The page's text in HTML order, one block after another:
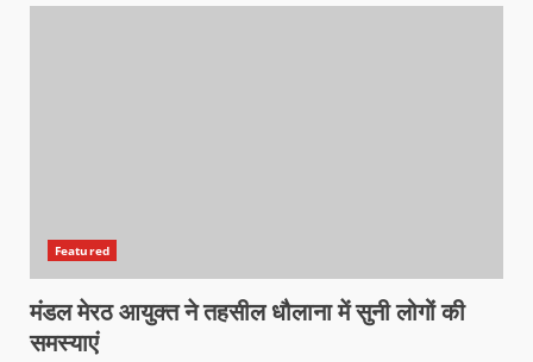
Featured
मंडल मेरठ आयुक्त ने तहसील धौलाना में सुनी लोगों की
समस्याएं